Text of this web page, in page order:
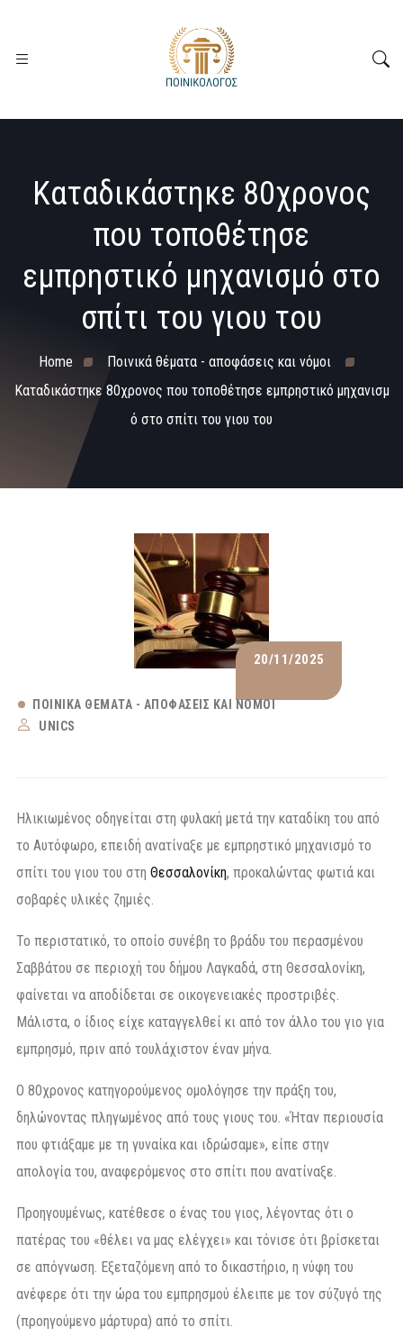
Καταδικάστηκε 80χρονος
που τοποθέτησε
εμπρηστικό μηχανισμό στο
σπίτι του γιου του
Home
Ποινικά θέματα - αποφάσεις και νόμοι
Καταδικάστηκε 80χρονος που τοποθέτησε εμπρηστικό μηχανισμ
ό στο σπίτι του γιου του
20/11/2025
ΠΟΙΝΙΚΆ ΘΈΜΑΤΑ - ΑΠΟΦΆΣΕΙΣ ΚΑΙ ΝΌΜΟΙ
UNICS
Ηλικιωμένος οδηγείται στη φυλακή μετά την καταδίκη του από
το Αυτόφωρο, επειδή ανατίναξε με εμπρηστικό μηχανισμό το
σπίτι του γιου του στη Θεσσαλονίκη, προκαλώντας φωτιά και
σοβαρές υλικές ζημιές.
Το περιστατικό, το οποίο συνέβη το βράδυ του περασμένου
Σαββάτου σε περιοχή του δήμου Λαγκαδά, στη Θεσσαλονίκη,
φαίνεται να αποδίδεται σε οικογενειακές προστριβές.
Μάλιστα, ο ίδιος είχε καταγγελθεί κι από τον άλλο του γιο για
εμπρησμό, πριν από τουλάχιστον έναν μήνα.
Ο 80χρονος κατηγορούμενος ομολόγησε την πράξη του,
δηλώνοντας πληγωμένος από τους γιους του. «Ήταν περιουσία
που φτιάξαμε με τη γυναίκα και ιδρώσαμε», είπε στην
απολογία του, αναφερόμενος στο σπίτι που ανατίναξε.
Προηγουμένως, κατέθεσε ο ένας του γιος, λέγοντας ότι ο
πατέρας του «θέλει να μας ελέγχει» και τόνισε ότι βρίσκεται
σε απόγνωση. Εξεταζόμενη από το δικαστήριο, η νύφη του
ανέφερε ότι την ώρα του εμπρησμού έλειπε με τον σύζυγό της
(προηγούμενο μάρτυρα) από το σπίτι.